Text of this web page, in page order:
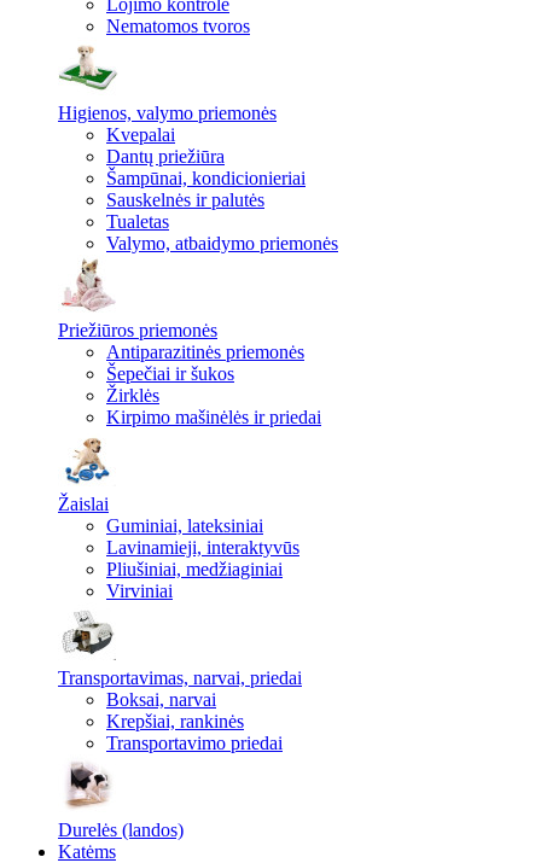
Lojimo kontrolė
Nematomos tvoros
Higienos, valymo priemonės
Kvepalai
Dantų priežiūra
Šampūnai, kondicionieriai
Sauskelnės ir palutės
Tualetas
Valymo, atbaidymo priemonės
Priežiūros priemonės
Antiparazitinės priemonės
Šepečiai ir šukos
Žirklės
Kirpimo mašinėlės ir priedai
Žaislai
Guminiai, lateksiniai
Lavinamieji, interaktyvūs
Pliušiniai, medžiaginiai
Virviniai
Transportavimas, narvai, priedai
Boksai, narvai
Krepšiai, rankinės
Transportavimo priedai
Durelės (landos)
Katėms